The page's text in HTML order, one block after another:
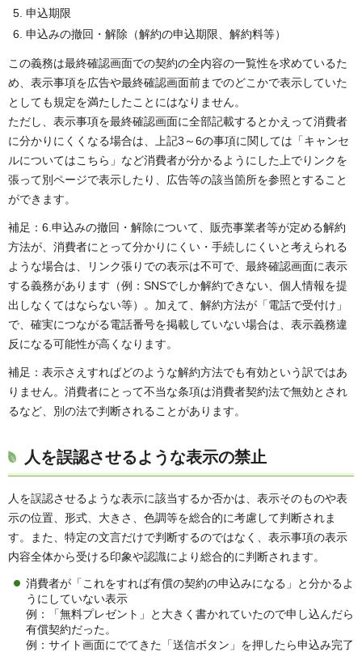
申込期限
申込みの撤回・解除（解約の申込期限、解約料等）
この義務は最終確認画面での契約の全内容の一覧性を求めているた
め、表示事項を広告や最終確認画面前までのどこかで表示していた
としても規定を満たしたことにはなりません。
ただし、表示事項を最終確認画面に全部記載するとかえって消費者
に分かりにくくなる場合は、上記3～6の事項に関しては「キャンセ
ルについてはこちら」など消費者が分かるようにした上でりンクを
張って別ページで表示したり、広告等の該当箇所を参照とすること
ができます。
補足：6.申込みの撤回・解除について、販売事業者等が定める解約
方法が、消費者にとって分かりにくい・手続しにくいと考えられる
ような場合は、リンク張りでの表示は不可で、最終確認画面に表示
する義務があります（例：SNSでしか解約できない、個人情報を提
出しなくてはならない等）。加えて、解約方法が「電話で受付け」
で、確実につながる電話番号を掲載していない場合は、表示義務違
反になる可能性が高くなります。
補足：表示さえすればどのような解約方法でも有効という訳ではあ
りません。消費者にとって不当な条項は消費者契約法で無効とされ
るなど、別の法で判断されることがあります。
人を誤認させるような表示の禁止
人を誤認させるような表示に該当するか否かは、表示そのものや表
示の位置、形式、大きさ、色調等を総合的に考慮して判断されま
す。また、特定の文言だけで判断するのではなく、表示事項の表示
内容全体から受ける印象や認識により総合的に判断されます。
消費者が「これをすれば有償の契約の申込みになる」と分かるよ
うにしていない表示
例：「無料プレゼント」と大きく書かれていたので申し込んだら
有償契約だった。
例：サイト画面にでてきた「送信ボタン」を押したら申込み完了